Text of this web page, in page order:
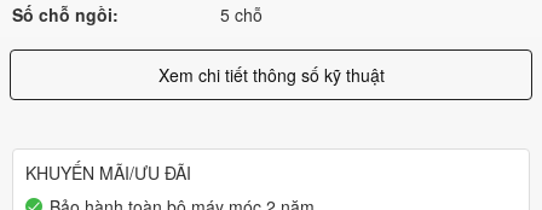
Số chỗ ngồi:
5 chỗ
Xem chi tiết thông số kỹ thuật
KHUYẾN MÃI/ƯU ĐÃI